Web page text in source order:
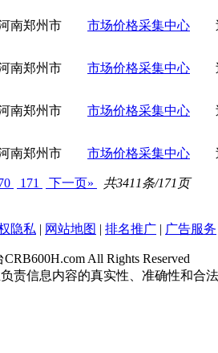
南郑州市 市场价格采集中心
南郑州市 市场价格采集中心
南郑州市 市场价格采集中心
南郑州市 市场价格采集中心
171 下一页» 共3411条/171页
隐私 网站地图 排名推广 广告服务
All Rights Reserved
责信息内容的真实性、准确性和合